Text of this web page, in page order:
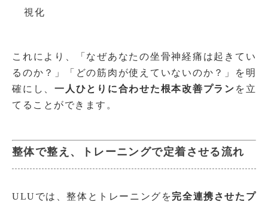
視化
これにより、「なぜあなたの坐骨神経痛は起きてい
るのか？」「どの筋肉が使えていないのか？」を明
確にし、 一人ひとりに合わせた根本改善プラン を立
てることができます。
整体で整え、トレーニングで定着させる流れ
ULUでは、整体とトレーニングを完全連携させたプ